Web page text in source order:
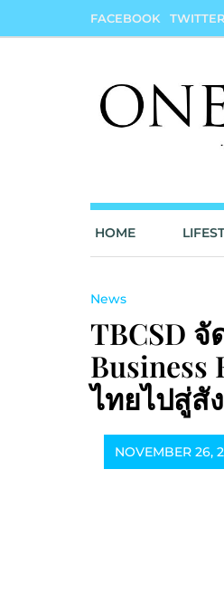
FACEBOOK TWITTER
HOME
News
TBCSD จั
Business
ไทยไปสู่สั
NOVEMBER 26,